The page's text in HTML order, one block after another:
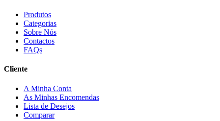
Produtos
Categorias
Sobre Nós
Contactos
FAQs
Cliente
A Minha Conta
As Minhas Encomendas
Lista de Desejos
Comparar